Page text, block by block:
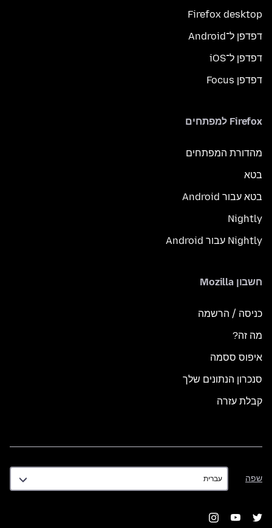
Firefox desktop
דפדפן ל־Android
דפדפן ל־iOS
דפדפן Focus
Firefox למפתחים
מהדורת המפתחים
בטא
בטא עבור Android
Nightly
Nightly עבור Android
חשבון Mozilla
כניסה / הרשמה
מה זה?
איפוס ססמה
סנכרון הנתונים שלך
קבלת עזרה
שפה
שפה